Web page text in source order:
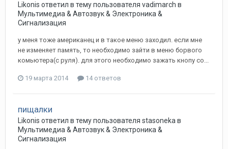
Likonis ответил в тему пользователя vadimarch в
Мультимедиа & Автозвук & Электроника &
Сигнализация
у меня тоже американец и в такое меню заходил. если мне
не изменяет память, то необходимо зайти в меню борвого
комьютера(с руля). для этого необходимо зажать кнопу со...
19 марта 2014 14 ответов
пищалки
Likonis ответил в тему пользователя stasoneka в
Мультимедиа & Автозвук & Электроника &
Сигнализация